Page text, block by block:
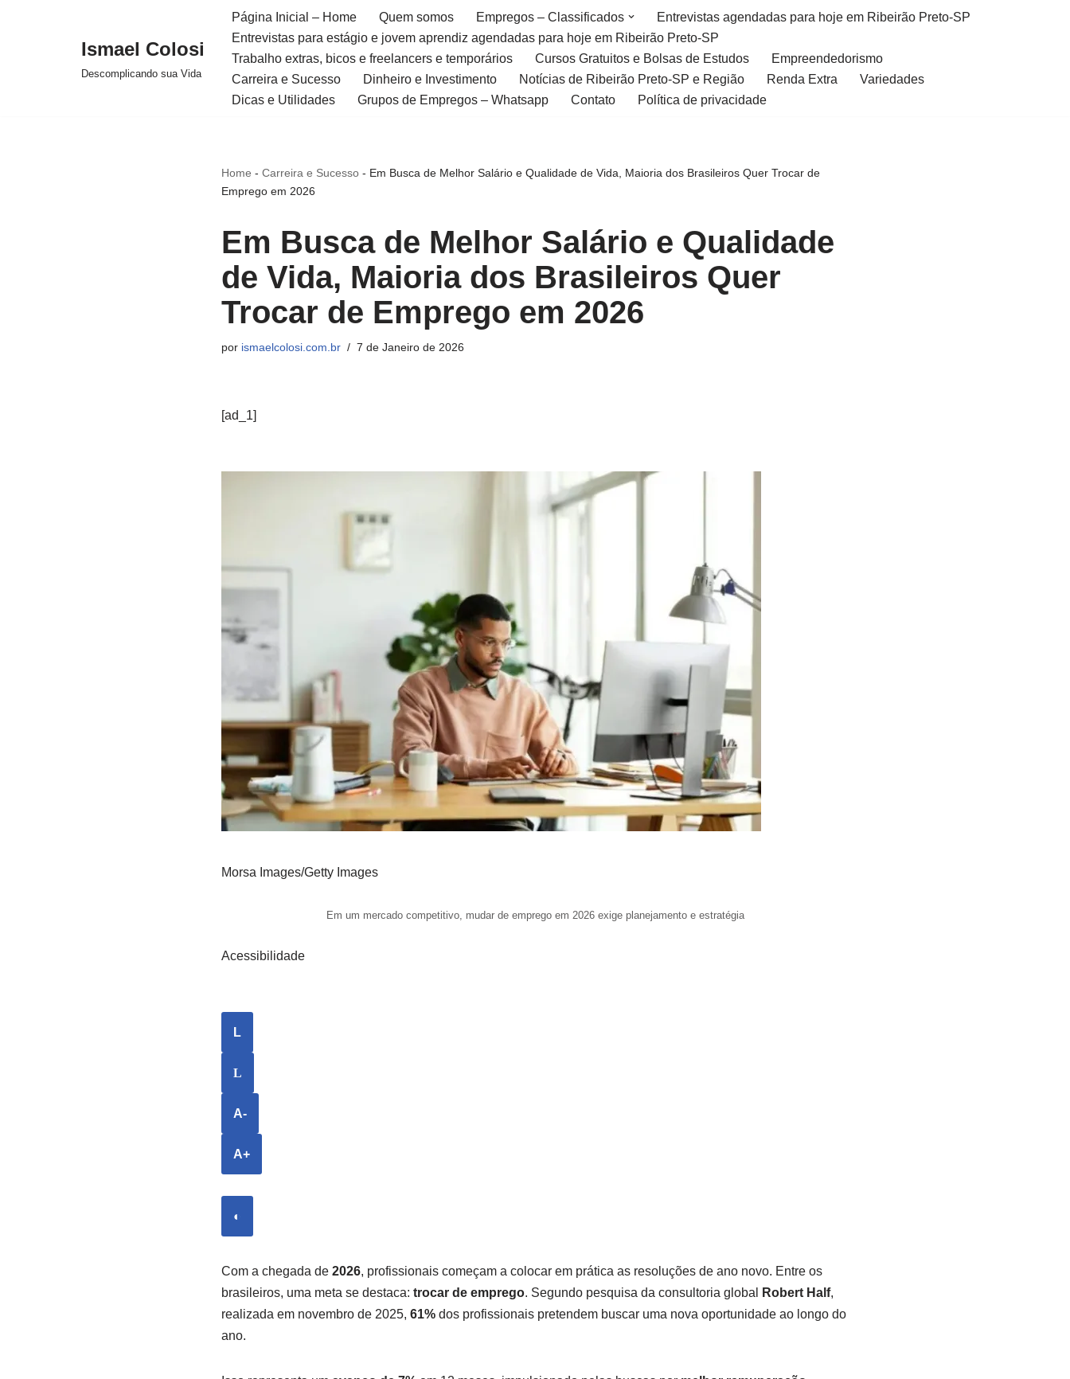
Ismael Colosi
Descomplicando sua Vida
Página Inicial – Home Quem somos Empregos – Classificados
Entrevistas agendadas para hoje em Ribeirão Preto-SP
Entrevistas para estágio e jovem aprendiz agendadas para hoje em Ribeirão Preto-SP
Trabalho extras, bicos e freelancers e temporários
Cursos Gratuitos e Bolsas de Estudos
Empreendedorismo
Carreira e Sucesso
Dinheiro e Investimento Notícias de Ribeirão Preto-SP e Região Renda Extra
Variedades
Dicas e Utilidades
Grupos de Empregos – Whatsapp Contato Política de privacidade
Home - Carreira e Sucesso- Em Busca de Melhor Salário e Qualidade de Vida, Maioria dos Brasileiros Quer Trocar de
Emprego em 2026
Em Busca de Melhor Salário e Qualidade
de Vida, Maioria dos Brasileiros Quer
Trocar de Emprego em 2026
por ismaelcolosi.com.br 7 de Janeiro de 2026
[ad_1]
Morsa Images/Getty Images
Em um mercado competitivo, mudar de emprego em 2026 exige planejamento e estratégia
Acessibilidade
L
L
A-
A+
◐
Com a chegada de 2026, profissionais começam a colocar em prática as resoluções de ano novo. Entre os
brasileiros, uma meta se destaca: trocar de emprego. Segundo pesquisa da consultoria global Robert Half,
realizada em novembro de 2025, 61%dos profissionais pretendem buscar uma nova oportunidade ao longo do
ano.